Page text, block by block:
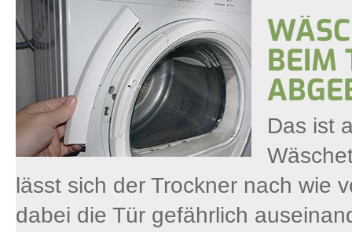
BEIM
Das ist
lässt sich der Trockner nach wie
dabei die Tür gefährlich